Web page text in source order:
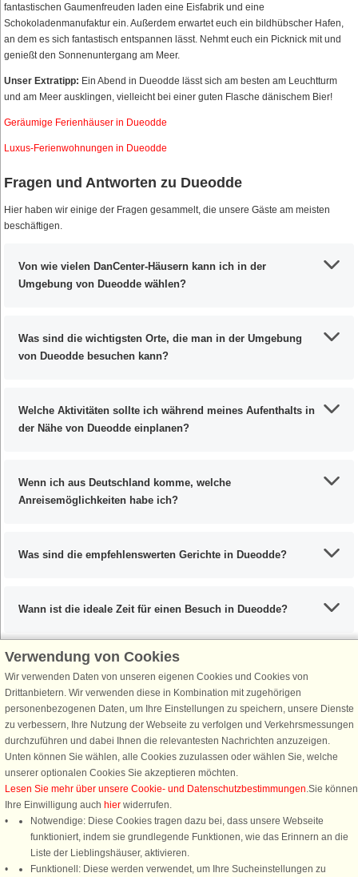
fantastischen Gaumenfreuden laden eine Eisfabrik und eine
Schokoladenmanufaktur ein. Außerdem erwartet euch ein bildhübscher Hafen,
an dem es sich fantastisch entspannen lässt. Nehmt euch ein Picknick mit und
genießt den Sonnenuntergang am Meer.
Unser Extratipp: Ein Abend in Dueodde lässt sich am besten am Leuchtturm
und am Meer ausklingen, vielleicht bei einer guten Flasche dänischem Bier!
Geräumige Ferienhäuser in Dueodde
Luxus-Ferienwohnungen in Dueodde
Fragen und Antworten zu Dueodde
Hier haben wir einige der Fragen gesammelt, die unsere Gäste am meisten
beschäftigen.
Von wie vielen DanCenter-Häusern kann ich in der
Umgebung von Dueodde wählen?
Was sind die wichtigsten Orte, die man in der Umgebung
von Dueodde besuchen kann?
Welche Aktivitäten sollte ich während meines Aufenthalts in
der Nähe von Dueodde einplanen?
Wenn ich aus Deutschland komme, welche
Anreisemöglichkeiten habe ich?
Was sind die empfehlenswerten Gerichte in Dueodde?
Wann ist die ideale Zeit für einen Besuch in Dueodde?
Schließen Sie sich 100.000 Ferienhaus-Fans an
Erhalten Sie einen Willkommensgutschein von 25 €für Ihren nächsten
Ferienhausurlaub - melden Sie sich einfach für den DanCenter Newsletter
an. Verpassen Sie nie wieder exklusive Angebote, Gewinnspiele und
Urlaubstipps!
Newsletter abonnieren
Verwendung von Cookies
Wir verwenden Daten von unseren eigenen Cookies und Cookies von
Drittanbietern. Wir verwenden diese in Kombination mit zugehörigen
personenbezogenen Daten, um Ihre Einstellungen zu speichern, unsere Dienste
zu verbessern, Ihre Nutzung der Webseite zu verfolgen und Verkehrsmessungen
durchzuführen und dabei Ihnen die relevantesten Nachrichten anzuzeigen.
Unten können Sie wählen, alle Cookies zuzulassen oder wählen Sie, welche
unserer optionalen Cookies Sie akzeptieren möchten.
Lesen Sie mehr über unsere Cookie- und Datenschutzbestimmungen.Sie können
Ihre Einwilligung auch hier widerrufen.
Notwendige: Diese Cookies tragen dazu bei, dass unsere Webseite
funktioniert, indem sie grundlegende Funktionen, wie das Erinnern an die
Liste der Lieblingshäuser, aktivieren.
Funktionell: Diese werden verwendet, um Ihre Sucheinstellungen zu